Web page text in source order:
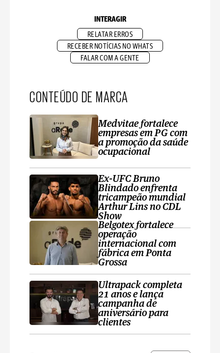
INTERAGIR
RELATAR ERROS
RECEBER NOTÍCIAS NO WHATS
FALAR COM A GENTE
CONTEÚDO DE MARCA
Medvitae fortalece
empresas em PG com
a promoção da saúde
ocupacional
Ex-UFC Bruno
Blindado enfrenta
tricampeão mundial
Arthur Lins no CDL
Show
Belgotex fortalece
operação
internacional com
fábrica em Ponta
Grossa
Ultrapack completa
21 anos e lança
campanha de
aniversário para
clientes